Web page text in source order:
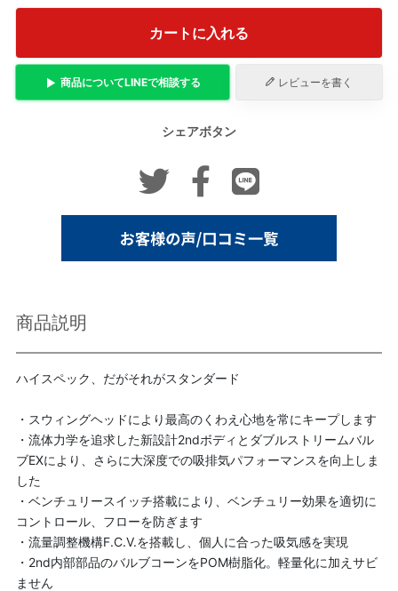
カートに入れる
商品についてLINEで相談する レビューを書く
シェアボタン
商品説明
ハイスペック、だがそれがスタンダード
・スウィングヘッドにより最高のくわえ心地を常にキープします
・流体力学を追求した新設計2ndボディとダブルストリームバル
ブEXにより、さらに大深度での吸排気パフォーマンスを向上しま
した
・ベンチュリースイッチ搭載により、ベンチュリー効果を適切に
コントロール、フローを防ぎます
・流量調整機構F.C.V.を搭載し、個人に合った吸気感を実現
・2nd内部部品のバルブコーンをPOM樹脂化。軽量化に加えサビ
ません